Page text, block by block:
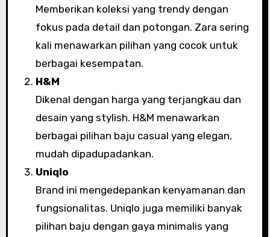
Memberikan koleksi yang trendy dengan
fokus pada detail dan potongan. Zara sering
kali menawarkan pilihan yang cocok untuk
berbagai kesempatan.
H&M
Dikenal dengan harga yang terjangkau dan
desain yang stylish. H&M menawarkan
berbagai pilihan baju casual yang elegan,
mudah dipadupadankan.
Uniqlo
Brand ini mengedepankan kenyamanan dan
fungsionalitas. Uniqlo juga memiliki banyak
pilihan baju dengan gaya minimalis yang